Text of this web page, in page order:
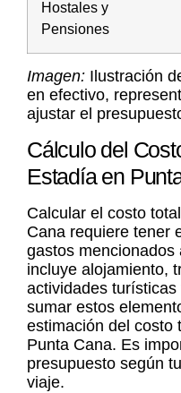
Hostales y
Pensiones
Imagen: Ilustración
en efectivo,
ajustar el
Cálculo del
Estadía en
Calcular el costo
Cana requiere tener
gastos
incluye alojamiento,
actividades turísticas
sumar estos
estimación del costo
Punta Cana. Es
presupuesto según
viaje.